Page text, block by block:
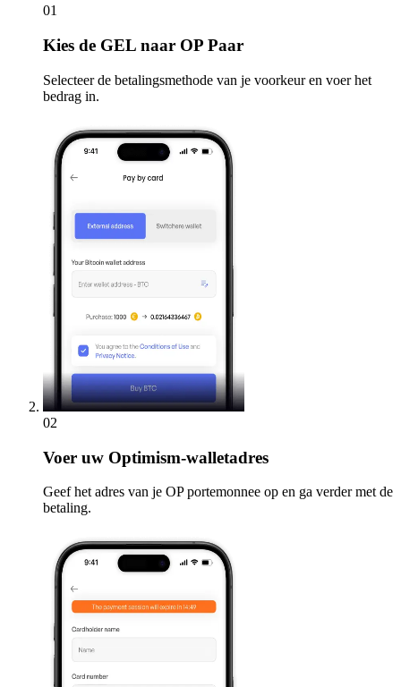
01
Kies de GEL naar OP Paar
Selecteer de betalingsmethode van je voorkeur en voer het
bedrag in.
02
Voer uw Optimism-walletadres
Geef het adres van je OP portemonnee op en ga verder met de
betaling.